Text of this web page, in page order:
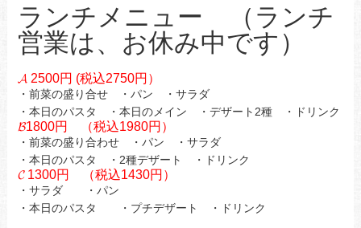
ランチメニュー （ランチ
営業は、お休み中です）
𝓐 2500円 (税込2750円）
・前菜の盛り合せ ・パン ・サラダ
・本日のパスタ ・本日のメイン ・デザート2種 ・ドリンク
𝓑1800円 （税込1980円）
・前菜の盛り合わせ ・パン ・サラダ
・本日のパスタ ・2種デザート ・ドリンク
𝓒 1300円 （税込1430円）
・サラダ ・パン
・本日のパスタ ・プチデザート ・ドリンク